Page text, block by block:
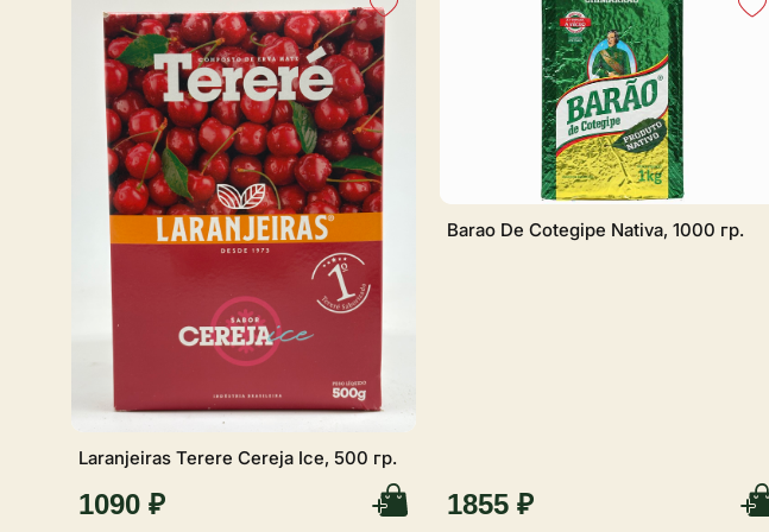
вкус до восьми раз. Подходит для терере с льдом.
Подойдёт тем, кто выбирает Canarias Tradicional, Kurupi Clásica,
Selecta Tradicional и другие классические парагвайские и
уругвайские сорта йерба мате.
Доставка товара от Yerbix — надежного партнера для заказов мате
по всей России.
Laranjeiras Terere Cereja Ice, 500 гр.
1090 ₽
Barao De Cotegipe Nativa, 1000 гр.
1855 ₽